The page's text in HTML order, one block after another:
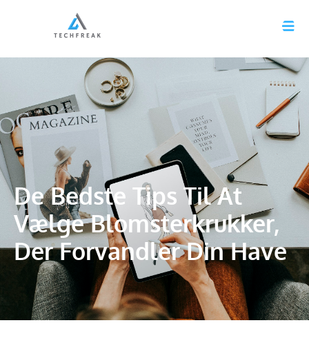
De Bedste Tips Til At
Vælge Blomsterkrukker,
Der Forvandler Din Have